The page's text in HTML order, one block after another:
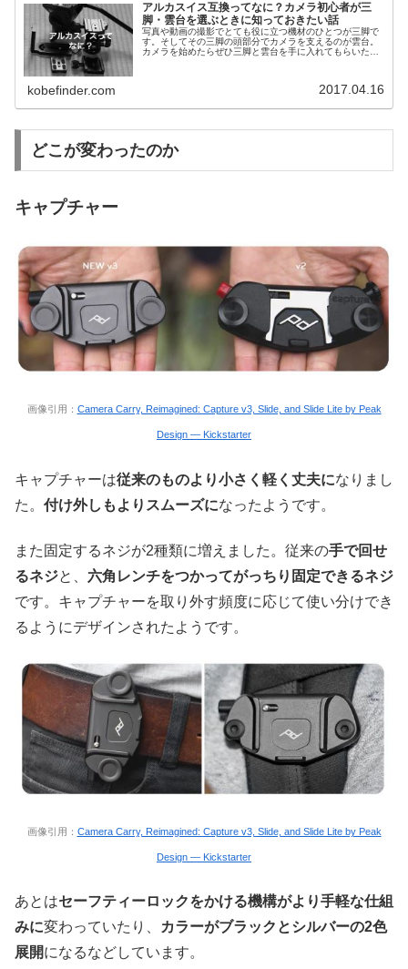
アルカスイス互換ってなに？カメラ初心者が三
脚・雲台を選ぶときに知っておきたい話
写真や動画の撮影でとても役に立つ機材のひとつが三脚で
す。そしてその三脚の頭部分でカメラを支えるのが雲台。
カメラを始めたらぜひ三脚と雲台を手に入れてもらいたい
kobefinder.com 2017.04.16
どこが変わったのか
キャプチャー
画像引用： Camera Carry, Reimagined: Capture v3, Slide, and Slide Lite by Peak
Design — Kickstarter
キャプチャーは従来のものより小さく軽く丈夫になりまし
た。 付け外しもよりスムーズになったようです。
また固定するネジが2種類に増えました。従来の手で回せ
るネジと、 六角レンチをつかってがっちり固定できるネジ
です。キャプチャーを取り外す頻度に応じて使い分けでき
るようにデザインされたようです。
画像引用： Camera Carry, Reimagined: Capture v3, Slide, and Slide Lite by Peak
Design — Kickstarter
あとはセーフティーロックをかける機構がより手軽な仕組
みに変わっていたり、
カラーがブラックとシルバーの2色
展開になるなどしています。